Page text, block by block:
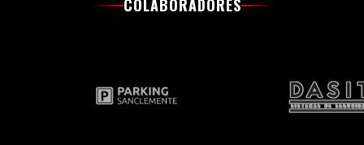
COLABORADORES